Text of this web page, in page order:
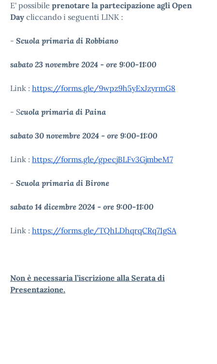
E' possibile prenotare la partecipazione agli Open
Day cliccando i seguenti LINK :
- Scuola primaria di Robbiano
sabato 23 novembre 2024 - ore 9:00-11:00
Link : https://forms.gle/9wpz9h5yExJzyrmG8
- Scuola primaria di Paina
sabato 30 novembre 2024 - ore 9:00-11:00
Link : https://forms.gle/gpecjBLFv3GjmbeM7
- Scuola primaria di Birone
sabato 14 dicembre 2024 - ore 9:00-11:00
Link : https://forms.gle/TQhLDhqrqCRq71gSA
Non è necessaria l’iscrizione alla Serata di
Presentazione.